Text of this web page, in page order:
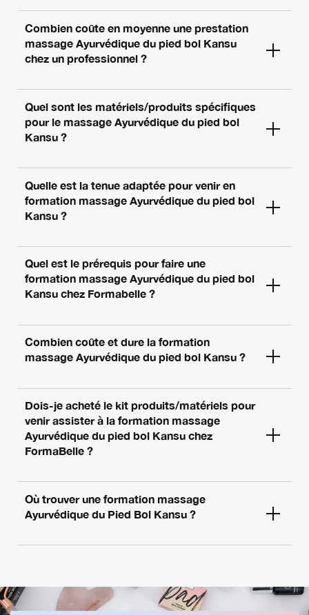
Combien coûte en moyenne une prestation
massage Ayurvédique du pied bol Kansu
chez un professionnel ?
Quel sont les matériels/produits spécifiques
pour le massage Ayurvédique du pied bol
Kansu ?
Quelle est la tenue adaptée pour venir en
formation massage Ayurvédique du pied bol
Kansu ?
Quel est le prérequis pour faire une
formation massage Ayurvédique du pied bol
Kansu chez Formabelle ?
Combien coûte et dure la formation
massage Ayurvédique du pied bol Kansu ?
Dois-je acheté le kit produits/matériels pour
venir assister à la formation massage
Ayurvédique du pied bol Kansu chez
FormaBelle ?
Où trouver une formation massage
Ayurvédique du Pied Bol Kansu ?